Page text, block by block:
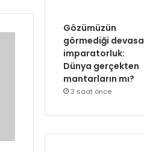
Gözümüzün
görmediği devasa
imparatorluk:
Dünya gerçekten
mantarların mı?
3 saat önce